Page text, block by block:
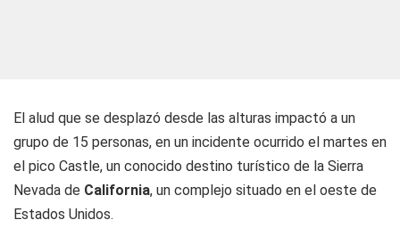
El alud que se desplazó desde las alturas impactó a un
grupo de 15 personas, en un incidente ocurrido el martes en
el pico Castle, un conocido destino turístico de la Sierra
Nevada de California, un complejo situado en el oeste de
Estados Unidos.